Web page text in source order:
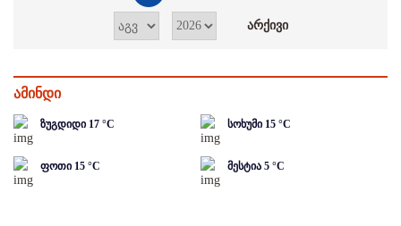
ამინდი
ზუგდიდი 17 °C სოხუმი 15 °C
ფოთი 15 °C მესტია 5 °C